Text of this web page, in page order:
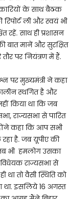
के साथ बैठक
ली और स्वयं भी
रहें. साथ ही प्रशासन
बात मानें और सुरक्षित
पर नियंत्रण में हैं.
पर मुख्यमंत्री ने कहा
स्थगित है और
किया था कि जब
राज्यसभा से पारित
कहा कि आप सभी
रहा है. जब यूपीए की
भी हमलोग उसका
राज्यसभा से
था तो वैसी स्थिति को
था. इसलिये 16 अगस्त